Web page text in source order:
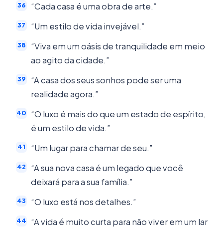
“Cada casa é uma obra de arte.”
“Um estilo de vida invejável.”
“Viva em um oásis de tranquilidade em meio
ao agito da cidade.”
“A casa dos seus sonhos pode ser uma
realidade agora.”
“O luxo é mais do que um estado de espírito,
é um estilo de vida.”
“Um lugar para chamar de seu.”
“A sua nova casa é um legado que você
deixará para a sua família.”
“O luxo está nos detalhes.”
“A vida é muito curta para não viver em um lar